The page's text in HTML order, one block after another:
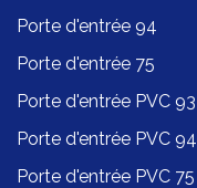
Porte d'entrée 94
Porte d'entrée 75
Porte d'entrée PVC 93
Porte d'entrée PVC 94
Porte d'entrée PVC 75